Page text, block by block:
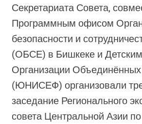
Секретариата Совета,
Программным офисом
безопасности и
(ОБСЕ) в Бишкеке и
Организации
(ЮНИСЕФ) организовали
заседание Регионального
совета Центральной Азии